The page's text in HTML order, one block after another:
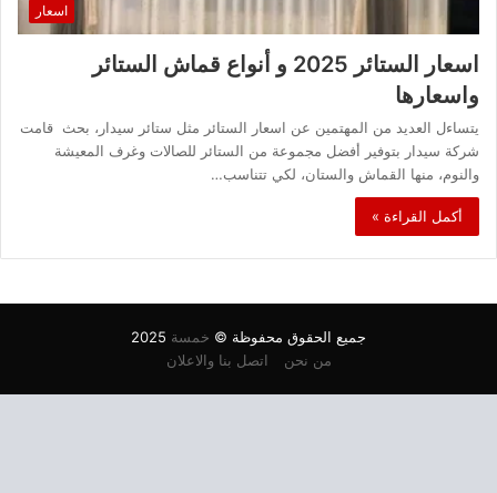
اسعار
اسعار الستائر 2025 و أنواع قماش الستائر
واسعارها
يتساءل العديد من المهتمين عن اسعار الستائر مثل ستائر سيدار، بحث قامت
شركة سيدار بتوفير أفضل مجموعة من الستائر للصالات وغرف المعيشة
والنوم، منها القماش والستان، لكي تتناسب…
أكمل القراءة »
جميع الحقوق محفوظة © خمسة
من نحن
اتصل بنا والاعلان